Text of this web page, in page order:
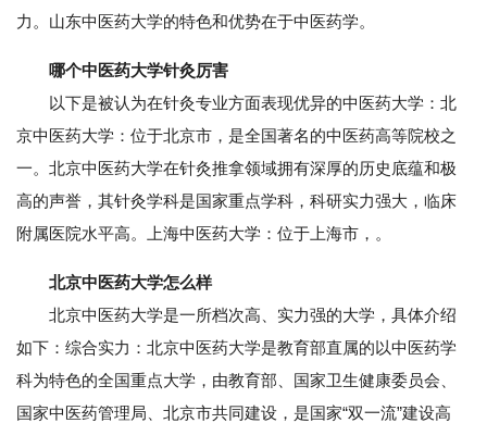
力。山东中医药大学的特色和优势在于中医药学。
哪个中医药大学针灸厉害
以下是被认为在针灸专业方面表现优异的中医药大学：北
京中医药大学：位于北京市，是全国著名的中医药高等院校之
一。北京中医药大学在针灸推拿领域拥有深厚的历史底蕴和极
高的声誉，其针灸学科是国家重点学科，科研实力强大，临床
附属医院水平高。上海中医药大学：位于上海市，。
北京中医药大学怎么样
北京中医药大学是一所档次高、实力强的大学，具体介绍
如下：综合实力：北京中医药大学是教育部直属的以中医药学
科为特色的全国重点大学，由教育部、国家卫生健康委员会、
国家中医药管理局、北京市共同建设，是国家“双一流”建设高